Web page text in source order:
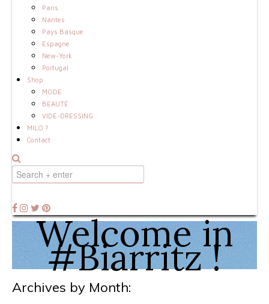
Paris
Nantes
Pays Basque
Espagne
New-York
Portugal
Shop
MODE
BEAUTÉ
VIDE-DRESSING
MILO ?
Contact
Welcome in
#Biarritz !
Archives by Month: